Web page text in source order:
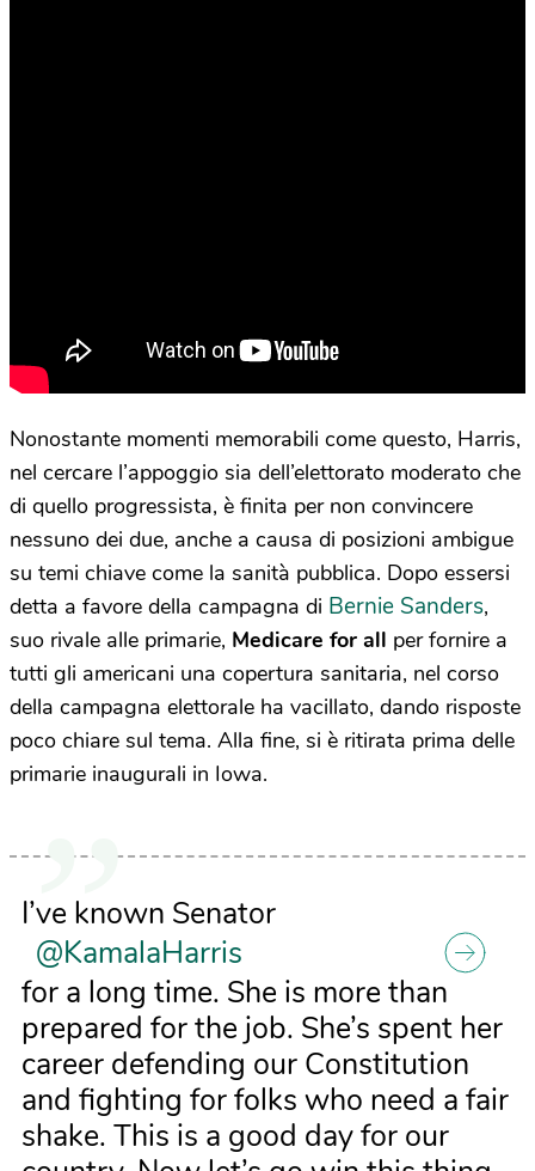
Nonostante momenti memorabili come questo, Harris,
nel cercare l’appoggio sia dell’elettorato moderato che
di quello progressista, è finita per non convincere
nessuno dei due, anche a causa di posizioni ambigue
su temi chiave come la sanità pubblica. Dopo essersi
detta a favore della campagna di Bernie Sanders,
suo rivale alle primarie, Medicare for all per fornire a
tutti gli americani una copertura sanitaria, nel corso
della campagna elettorale ha vacillato, dando risposte
poco chiare sul tema. Alla fine, si è ritirata prima delle
primarie inaugurali in Iowa.
I’ve known Senator
@KamalaHarris
for a long time. She is more than
prepared for the job. She’s spent her
career defending our Constitution
and fighting for folks who need a fair
shake. This is a good day for our